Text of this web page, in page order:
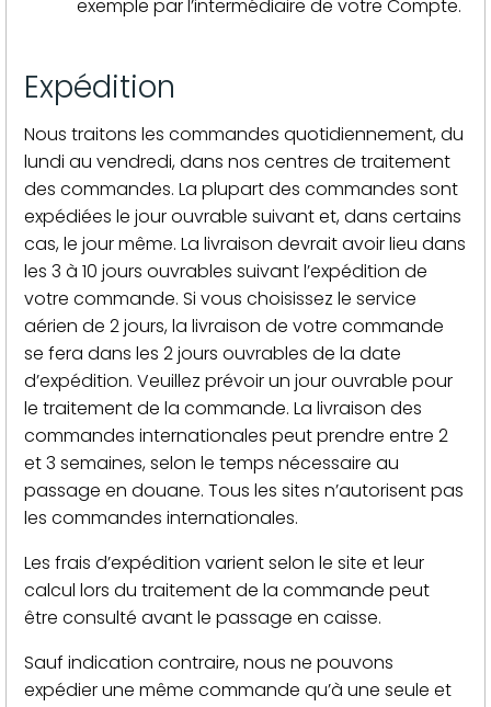
exemple par l’intermédiaire de votre Compte.
Expédition
Nous traitons les commandes quotidiennement, du
lundi au vendredi, dans nos centres de traitement
des commandes. La plupart des commandes sont
expédiées le jour ouvrable suivant et, dans certains
cas, le jour même. La livraison devrait avoir lieu dans
les 3 à 10 jours ouvrables suivant l’expédition de
votre commande. Si vous choisissez le service
aérien de 2 jours, la livraison de votre commande
se fera dans les 2 jours ouvrables de la date
d’expédition. Veuillez prévoir un jour ouvrable pour
le traitement de la commande. La livraison des
commandes internationales peut prendre entre 2
et 3 semaines, selon le temps nécessaire au
passage en douane. Tous les sites n’autorisent pas
les commandes internationales.
Les frais d’expédition varient selon le site et leur
calcul lors du traitement de la commande peut
être consulté avant le passage en caisse.
Sauf indication contraire, nous ne pouvons
expédier une même commande qu’à une seule et